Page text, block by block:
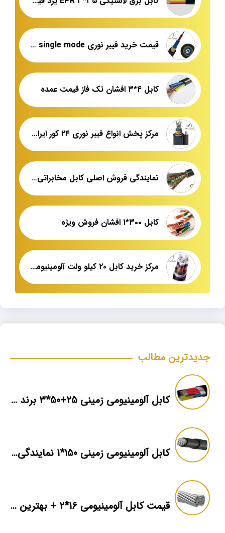
قیمت خرید فیبر نوری single mode قندی
کابل ۴*۳ افشان تک فاز قیمت عمده
مرکز پخش انواع فیبر نوری ۲۴ کور ایرانی
نمایندگی فروش اصلی کابل مخابراتی کرمان
کابل ۳۰۰*۱ افشان فروش ویژه
مرکز خرید کابل ۲۰ کیلو ولت آلومینیومی زره دار
جدیدترین مطالب
کابل آلومینیومی زمینی ۲۵+۵۰*۳ برند ماهان
کابل آلومینیومی زمینی ۱۵۰*۱ نمایندگی فروش
قیمت کابل آلومینیومی ۱۶*۲ + بهترین برند بازار + اطلاعات فنی